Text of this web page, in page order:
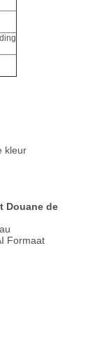
kleur
Douane de
Formaat